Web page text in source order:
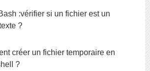
:vérifier si un fichier est un
?
créer un fichier temporaire en
?